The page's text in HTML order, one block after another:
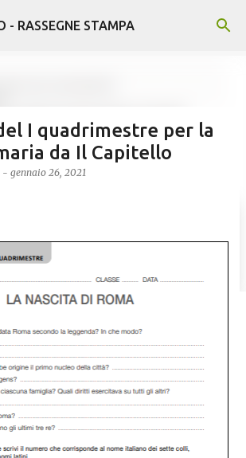
ai contenuti principali
- RASSEGNE STAMPA
I quadrimestre per la
da Il Capitello
- gennaio 26, 2021